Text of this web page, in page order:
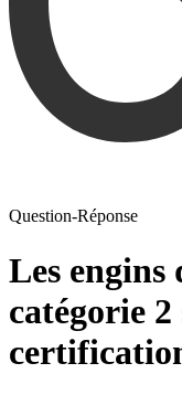
Question-Réponse
Les engins
catégorie